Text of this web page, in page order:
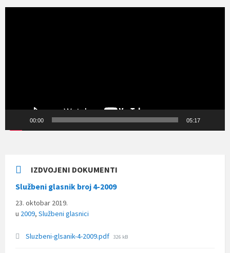
00:00 05:17
IZDVOJENI DOKUMENTI
Službeni glasnik broj 4-2009
23. oktobar 2019.
u 2009, Službeni glasnici
Sluzbeni-glsanik-4-2009.pdf File
326 kB